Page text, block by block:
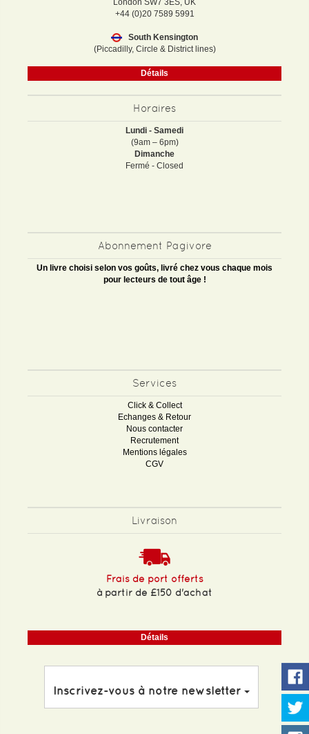
London SW7 3ES, UK
+44 (0)20 7589 5991
South Kensington
(Piccadilly, Circle & District lines)
Détails
Horaires
Lundi - Samedi
(9am – 6pm)
Dimanche
Fermé - Closed
Abonnement Pagivore
Un livre choisi selon vos goûts, livré chez vous chaque mois
pour lecteurs de tout âge !
Services
Click & Collect
Echanges & Retour
Nous contacter
Recrutement
Mentions légales
CGV
Livraison
Frais de port offerts
à partir de £150 d'achat
Détails
Inscrivez-vous à notre newsletter